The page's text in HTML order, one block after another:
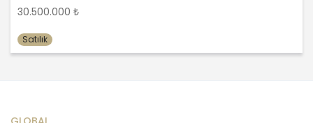
halinde, açık rıza aranmaksın kişisel
Fiili imkansızlık nedeni ile rızasını
veya rızasına hukuki geçerlilik
30.500.000 ₺
Satılık